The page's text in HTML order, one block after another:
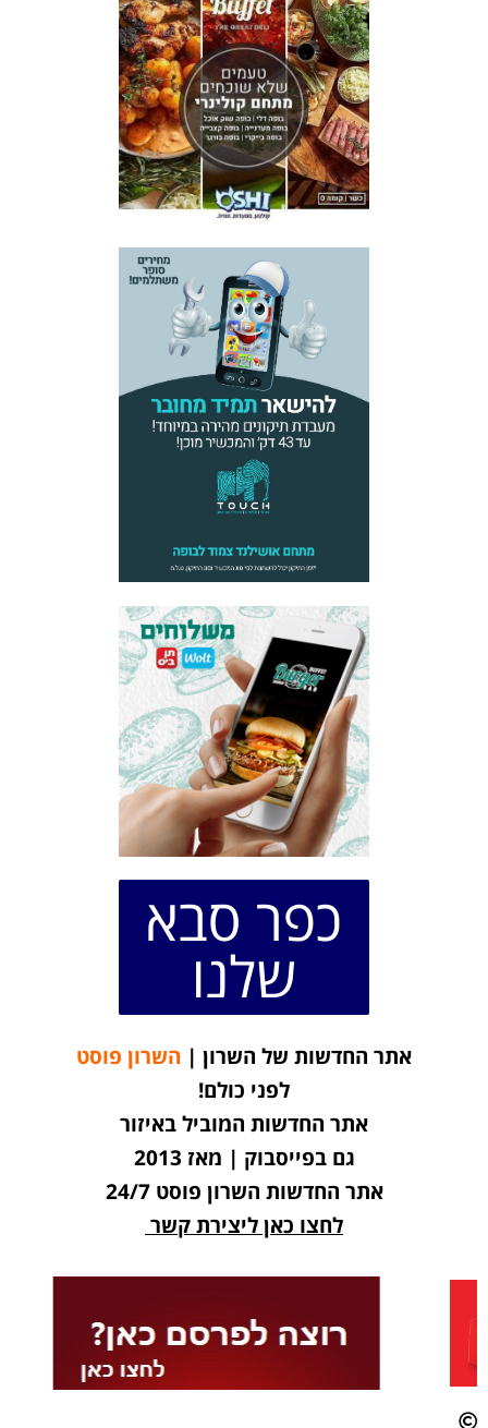
כפר סבא
שלנו
אתר החדשות של השרון | השרון פוסט
לפני כולם!
אתר החדשות המוביל באיזור
גם בפייסבוק | מאז 2013
אתר החדשות השרון פוסט 24/7
לחצו כאן ליצירת קשר